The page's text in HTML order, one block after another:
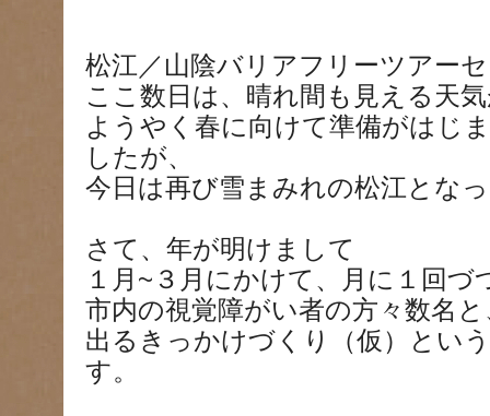
松江／山陰バリアフリーツアー
ここ数日は、晴れ間も見える天
ようやく春に向けて準備がはじ
したが、
今日は再び雪まみれの松江とな
さて、年が明けまして
１月~３月にかけて、月に１回づ
市内の視覚障がい者の方々数名と
出るきっかけづくり（仮）とい
す。